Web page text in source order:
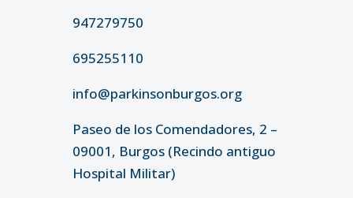
947279750
695255110
info@parkinsonburgos.org
Paseo de los Comendadores, 2 –
09001, Burgos (Recindo antiguo
Hospital Militar)